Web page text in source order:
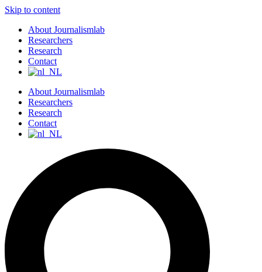
Skip to content
About Journalismlab
Researchers
Research
Contact
About Journalismlab
Researchers
Research
Contact